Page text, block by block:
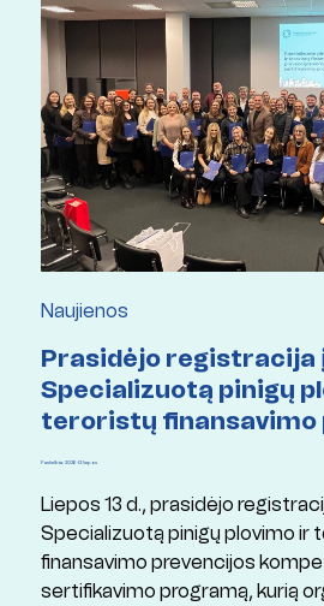
Naujienos
Prasidėjo registracija
Specializuotą pinigų
teroristų finansavimo
kompetencijų
Paskelbta: 2026 13 liepos
Liepos 13 d., prasidėjo
Specializuotą pinigų plovimo ir
finansavimo prevencijos
sertifikavimo programą, kurią